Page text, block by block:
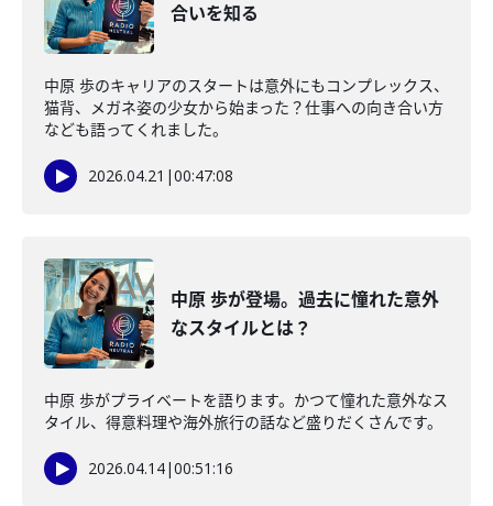
合いを知る
中原 歩のキャリアのスタートは意外にもコンプレックス、
猫背、メガネ姿の少女から始まった？仕事への向き合い方
なども語ってくれました。
2026.04.21 |00:47:08
中原 歩が登場。過去に憧れた意外
なスタイルとは？
中原 歩がプライベートを語ります。かつて憧れた意外なス
タイル、得意料理や海外旅行の話など盛りだくさんです。
2026.04.14|00:51:16